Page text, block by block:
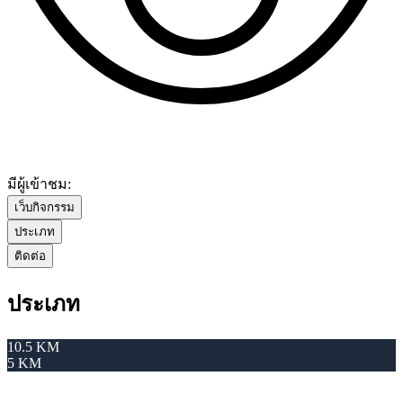
มีผู้เข้าชม:
เว็บกิจกรรม
ประเภท
ติดต่อ
ประเภท
10.5 KM
5 KM